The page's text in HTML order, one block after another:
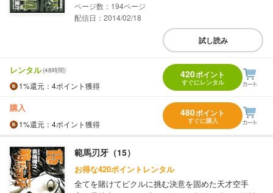
194
配信日：2014/02/18
試し読み
レンタル(48時間)
1%還元 ：4ポイント獲得
420ポイント
すぐにレンタル
購入
1%還元 ：4ポイント獲得
480ポイント
すぐに購入
範馬刃牙（15）
お得な420ポイントレンタル
全てを賭けてピクルに挑む決意を固めた天才空手